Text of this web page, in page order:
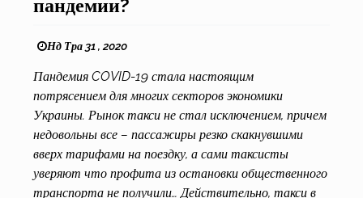
пандемии?
Нд Тра 31 , 2020
Пандемия COVID-19 стала настоящим
потрясением для многих секторов экономики
Украины. Рынок такси не стал исключением, причем
недовольны все – пассажиры резко скакнувшими
вверх тарифами на поездку, а сами таксисты
уверяют что профита из остановки общественного
транспорта не получили… Действительно, такси в